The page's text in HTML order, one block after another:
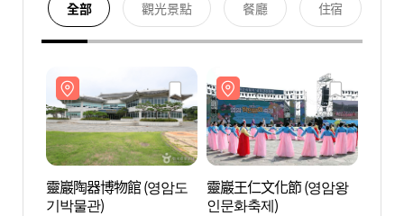
全部 觀光景點 餐廳 住宿
靈巖陶器博物館 (영암도
기박물관)
靈巖王仁文化節 (영암왕
인문화축제)